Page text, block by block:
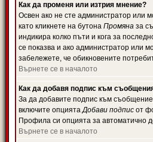
Как да променя или изтрия мнение?
Освен ако не сте администратор или
като кликнете на бутона Промяна за
индикира колко пъти и кога за
се показва и ако администратор или
забележете, че обикновените
Върнете се в началото
Как да добавя подпис към
За да добавите подпис към
включите опциятаДобави подпис от
Профила си опцията за автоматично
Върнете се в началото